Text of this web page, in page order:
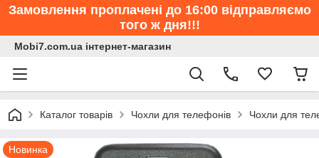
Замовлення проплачені до 16:00 відправляємо
того ж дня!!!
Mobi7.com.ua інтернет-магазин
Каталог товарів Чохли для телефонів Чохли для
Новинка